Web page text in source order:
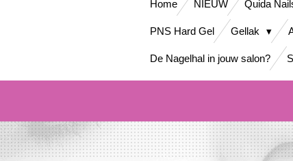
Home NIEUW Quida
PNS Hard Gel Gellak
De Nagelhal in jouw salon?